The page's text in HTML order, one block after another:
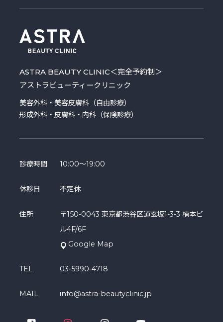
ASTRA BEAUTY CLINIC＜完全予約制＞
アストラビューティークリニック
美容外科・美容皮膚科（自由診療）
形成外科・皮膚科・内科（保険診療）
診療時間 10:00～19:00
休診日 不定休
住所
〒150-0043 東京都渋谷区道玄坂1-3-3 楠本ビ
ル4F/6F
Google Map
TEL 03-5990-4718
MAIL info@astra-beautyclinic.jp